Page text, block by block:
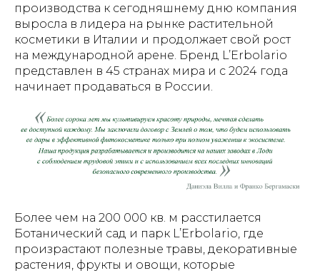
производства к сегодняшнему дню компания
выросла в лидера на рынке растительной
косметики в Италии и продолжает свой рост
на международной арене. Бренд L’Erbolario
представлен в 45 странах мира и с 2024 года
начинает продаваться в России.
Более чем на 200 000 кв. м расстилается
Ботанический сад и парк L’Erbolario, где
произрастают полезные травы, декоративные
растения, фрукты и овощи, которые